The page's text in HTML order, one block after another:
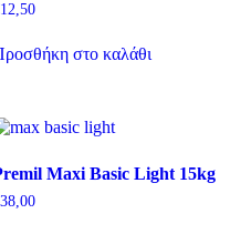
12,50
στο καλάθι
Maxi Basic Light 15kg
38,00